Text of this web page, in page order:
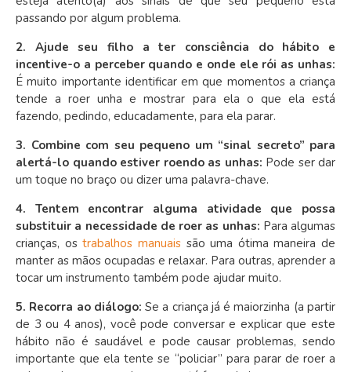
passando por algum problema.
2. Ajude seu filho a ter consciência do hábito e
incentive-o a perceber quando e onde ele rói as unhas:
É muito importante identificar em que momentos a criança
tende a roer unha e mostrar para ela o que ela está
fazendo, pedindo, educadamente, para ela parar.
3. Combine com seu pequeno um “sinal secreto” para
alertá-lo quando estiver roendo as unhas: Pode ser dar
um toque no braço ou dizer uma palavra-chave.
4. Tentem encontrar alguma atividade que possa
substituir a necessidade de roer as unhas: Para algumas
crianças, ostrabalhos manuaissão uma ótima maneira de
manter as mãos ocupadas e relaxar. Para outras, aprender a
tocar um instrumento também pode ajudar muito.
5. Recorra ao diálogo:Se a criança já é maiorzinha (a partir
de 3 ou 4 anos), você pode conversar e explicar que este
hábito não é saudável e pode causar problemas, sendo
importante que ela tente se “policiar” para parar de roer a